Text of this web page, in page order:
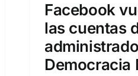
Facebook
las cuentas
Democracia